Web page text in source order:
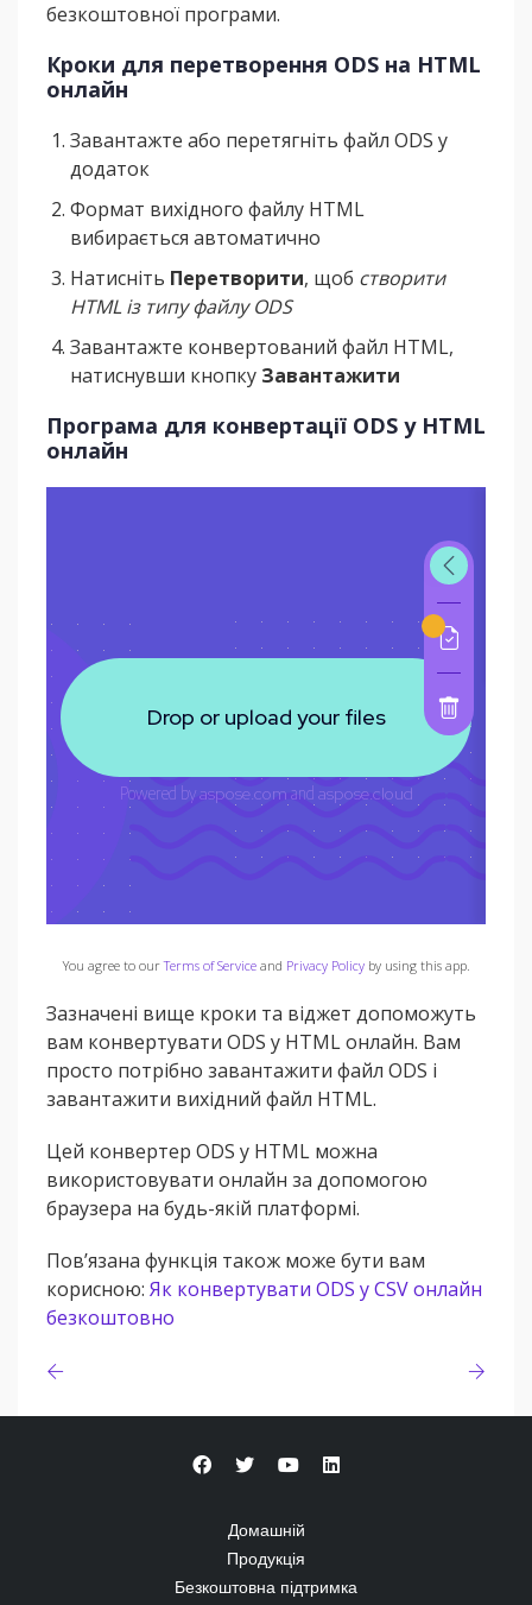
безкоштовної програми.
Кроки для перетворення ODS на HTML
онлайн
Завантажте або перетягніть файл ODS у
додаток
Формат вихідного файлу HTML
вибирається автоматично
Натисніть Перетворити, щоб створити
HTML із типу файлу ODS
Завантажте конвертований файл HTML,
натиснувши кнопку Завантажити
Програма для конвертації ODS у HTML
онлайн
You agree to ourTerms of Serviceand Privacy Policyby using this app.
Зазначені вище кроки та віджет допоможуть
вам конвертувати ODS у HTML онлайн. Вам
просто потрібно завантажити файл ODS і
завантажити вихідний файл HTML.
Цей конвертер ODS у HTML можна
використовувати онлайн за допомогою
браузера на будь-якій платформі.
Пов’язана функція також може бути вам
корисною: Як конвертувати ODS у CSV онлайн
безкоштовно
Домашній
Продукція
Безкоштовна підтримка